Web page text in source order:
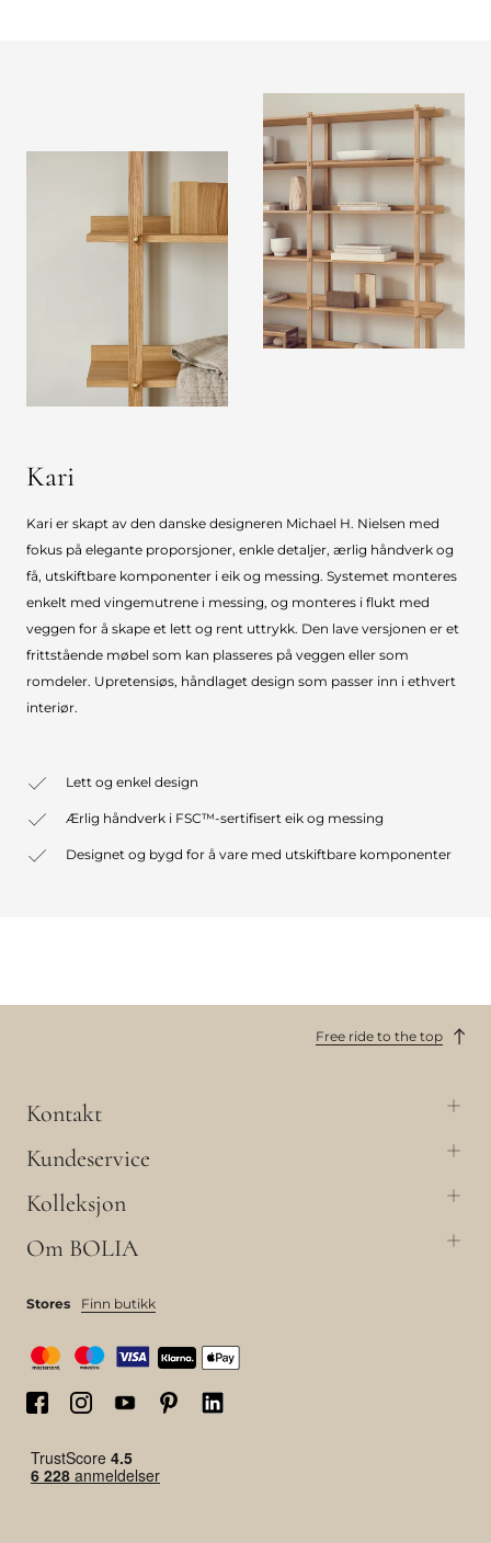
Kari
Kari er skapt av den danske designeren Michael H. Nielsen med
fokus på elegante proporsjoner, enkle detaljer, ærlig håndverk og
få, utskiftbare komponenter i eik og messing. Systemet monteres
enkelt med vingemutrene i messing, og monteres i flukt med
veggen for å skape et lett og rent uttrykk. Den lave versjonen er et
frittstående møbel som kan plasseres på veggen eller som
romdeler. Upretensiøs, håndlaget design som passer inn i ethvert
interiør.
Lett og enkel design
Ærlig håndverk i FSC™-sertifisert eik og messing
Designet og bygd for å vare med utskiftbare komponenter
Free ride to the top
Kontakt
Kundeservice
Kolleksjon
Om BOLIA
Stores Finn butikk